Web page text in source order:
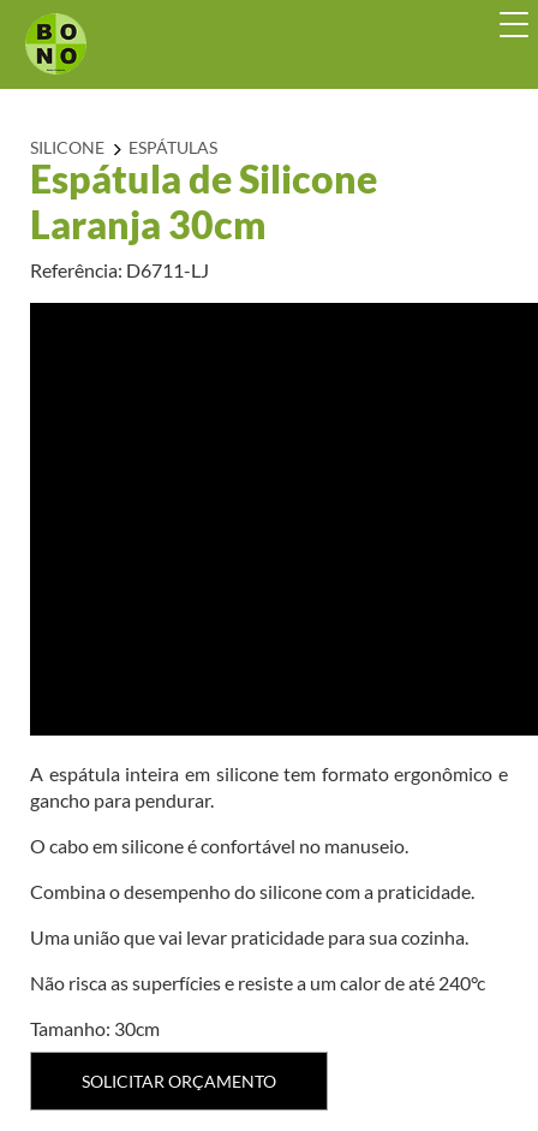
SILICONE ESPÁTULAS
Espátula de Silicone
Laranja 30cm
Referência: D6711-LJ
A espátula inteira em silicone tem formato ergonômico e
gancho para pendurar.
O cabo em silicone é confortável no manuseio.
Combina o desempenho do silicone com a praticidade.
Uma união que vai levar praticidade para sua cozinha.
Não risca as superfícies e resiste a um calor de até 240°c
Tamanho: 30cm
SOLICITAR ORÇAMENTO